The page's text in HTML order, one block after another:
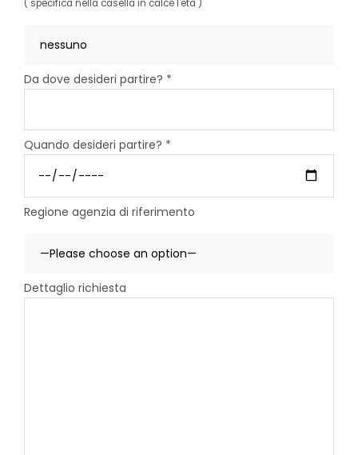
( specifica nella casella in calce l'età )
Da dove desideri partire? *
Quando desideri partire? *
Regione agenzia di riferimento
Dettaglio richiesta